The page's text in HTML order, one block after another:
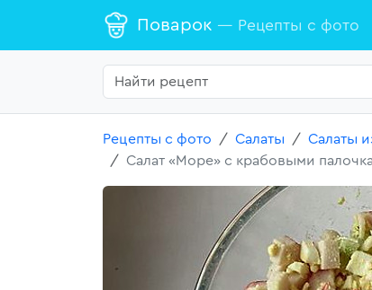
Поварок — Рецепты с фото
Рецепты с фото Салаты Салаты
Салат «Море» с крабовыми